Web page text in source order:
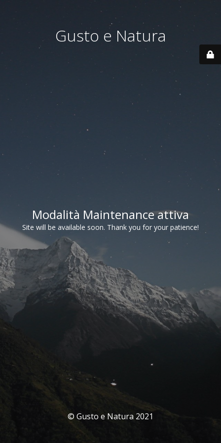
Gusto e Natura
Modalità Maintenance attiva
Site will be available soon. Thank you for your patience!
© Gusto e Natura 2021